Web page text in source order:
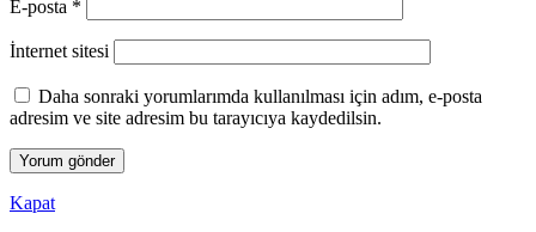
E-posta *
İnternet sitesi
Daha sonraki yorumlarımda kullanılması için adım, e-posta
adresim ve site adresim bu tarayıcıya kaydedilsin.
Kapat